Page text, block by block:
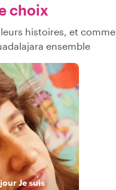
choix
histoires, et
ensemble
Je suis